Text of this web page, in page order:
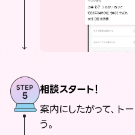
相談スタート！
案内にしたがって、ト
う。